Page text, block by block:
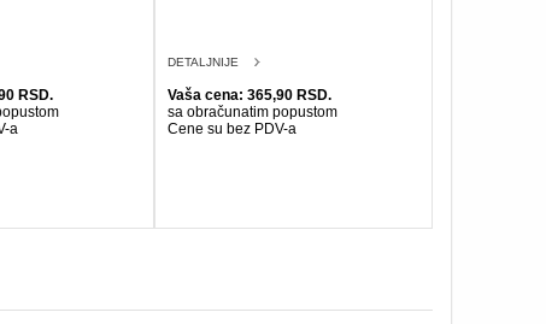
RSD.
a
DETALJNIJE
Vaša cena: 365,90 RSD.
sa obračunatim popustom
Cene su bez PDV-a